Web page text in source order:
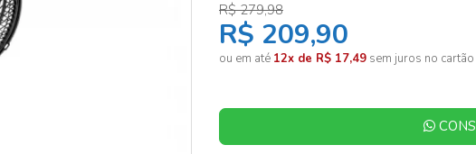
R$ 279,98
R$ 209,90
ou em até 12x de R$ 17,49 sem juros no cartão